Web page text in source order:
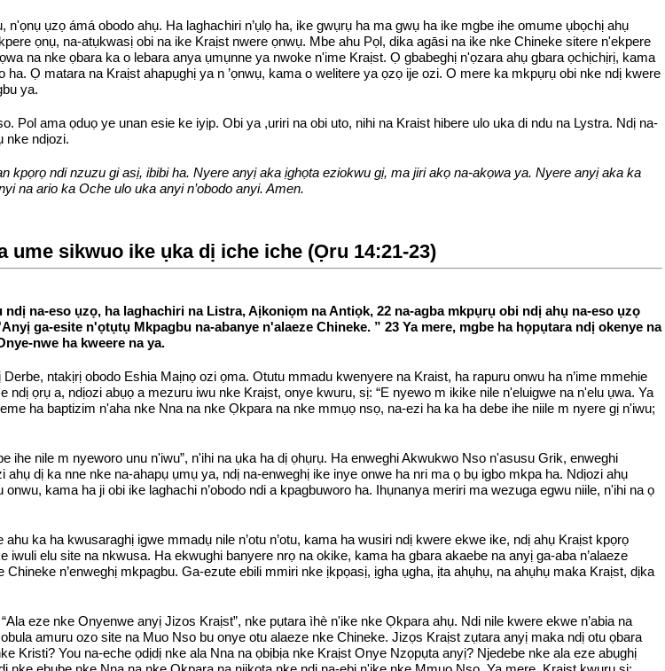
ụzọ ámá obodo ahụ. Ha laghachiri n’ụlọ ha, ike gwụrụ ha ma gwụ ha ike mgbe ihe omume ụbọchị ahụ
ọnụ, na-atụkwasị obi na ike Kraịst nwere ọnwụ. Mbe ahu Pọl, dika agāsi na ike nke Chineke sitere n'ekpere
na nke ọbara ka o lebara anya ụmụnne ya nwoke n'ime Kraịst. Ọ gbabeghị n'ọzara ahụ gbara ọchịchịrị, kama
Ọ matara na Kraịst ahapụghị ya n ’ọnwụ, kama o welitere ya ọzọ ije ozi. O mere ka mkpụrụ obi nke ndị kwere
ya.
Pol ama ọduọ ye unan esie ke iyịp. Obi ya ,uriri na obi uto, nihi na Kraist hibere ulo uka di ndu na Lystra. Ndị na-
nke ndịozi.
kpọrọ ndi nzuzu gi asị, ibibi ha. Nyere anyị aka ịghọta eziokwu gị, ma jiri akọ na-akọwa ya. Nyere anyị aka ka
na ario ka Oche ulo uka anyi n’obodo anyi. Amen.
ume sikwuo ike ụka dị iche iche (Ọru 14:21-23)
na-eso ụzọ, ha laghachiri na Listra, Aịkoniọm na Antiọk, 22 na-agba mkpụrụ obi ndị ahụ na-eso ụzọ
ga-esite n'ọtụtụ Mkpagbu na-abanye n'alaeze Chineke. ” 23 Ya mere, mgbe ha họpụtara ndị okenye na
nwe ha kweere na ya.
ntakịrị obodo Eshia Maịnọ ozi ọma. Otutu mmadu kwenyere na Kraist, ha rapuru onwu ha n’ime mmehie
ndị ọrụ a, ndịozi abụọ a mezuru iwu nke Kraịst, onye kwuru, sị: “E nyewo m ikike nile n'eluigwe na n'elu ụwa. Ya
ha baptizim n'aha nke Nna na nke Ọkpara na nke mmụọ nsọ, na-ezi ha ka ha debe ihe niile m nyere gị n'iwu;
ihe nile m nyeworo unu n'iwu”, n'ihi na ụka ha dị ọhụrụ. Ha enweghi Akwukwo Nso n'asusu Grik, enweghi
dị ka nne nke na-ahapụ ụmụ ya, ndị na-enweghị ike inye onwe ha nri ma ọ bụ igbo mkpa ha. Ndịozi ahụ
kama ha ji obi ike laghachi n’obodo ndi a kpagbuworo ha. Ihụnanya meriri ma wezuga egwu niile, n'ihi na ọ
ka ha kwusaraghị igwe mmadụ nile n’otu n’otu, kama ha wusiri ndị kwere ekwe ike, ndị ahụ Kraịst kpọrọ
iwuli elu site na nkwusa. Ha ekwughi banyere nrọ na okike, kama ha gbara akaebe na anyị ga-aba n’alaeze
n’enweghị mkpagbu. Ga-ezute ebili mmiri nke ịkpọasị, ịgha ụgha, ịta ahụhụ, na ahụhụ maka Kraịst, dịka
eze nke Onyenwe anyị Jizos Kraịst”, nke pụtara ìhè n'ike nke Ọkpara ahụ. Ndi nile kwere ekwe n’abia na
amuru ozo site na Muo Nso bu onye otu alaeze nke Chineke. Jizọs Kraịst zụtara anyị maka ndị otu ọbara
Kristi? You na-eche ọdịdị nke ala Nna na ọbịbịa nke Kraịst Onye Nzọpụta anyị? Njedebe nke ala eze abụghị